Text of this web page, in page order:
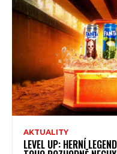
AKTUALITY
LEVEL UP: HERNÍ